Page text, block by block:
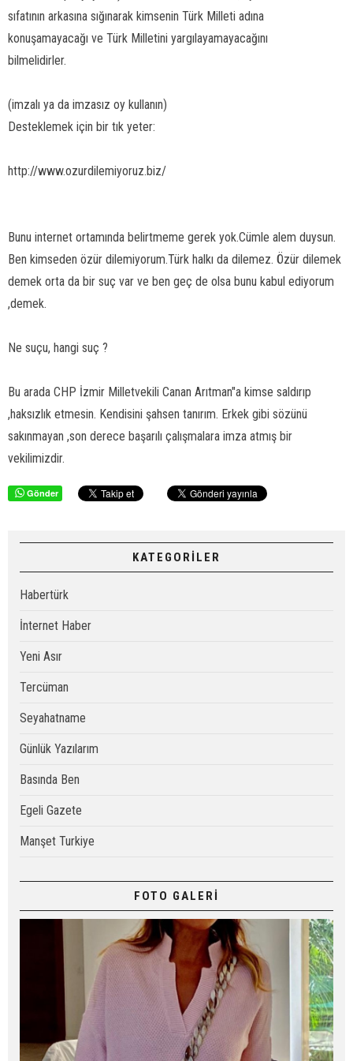
sıfatının arkasına sığınarak kimsenin Türk Milleti adına
konuşamayacağı ve Türk Milletini yargılayamayacağını
bilmelidirler.
(imzalı ya da imzasız oy kullanın)
Desteklemek için bir tık yeter:
http://www.ozurdilemiyoruz.biz/
Bunu internet ortamında belirtmeme gerek yok.Cümle alem duysun.
Ben kimseden özür dilemiyorum.Türk halkı da dilemez. Özür dilemek
demek orta da bir suç var ve ben geç de olsa bunu kabul ediyorum
,demek.
Ne suçu, hangi suç ?
Bu arada CHP İzmir Milletvekili Canan Arıtman"a kimse saldırıp
,haksızlık etmesin. Kendisini şahsen tanırım. Erkek gibi sözünü
sakınmayan ,son derece başarılı çalışmalara imza atmış bir
vekilimizdir.
Gönder
KATEGORİLER
Habertürk
İnternet Haber
Yeni Asır
Tercüman
Seyahatname
Günlük Yazılarım
Basında Ben
Egeli Gazete
Manşet Turkiye
FOTO GALERİ